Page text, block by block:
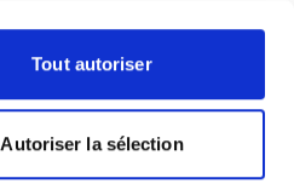
Tout autoriser
Autoriser la sélection